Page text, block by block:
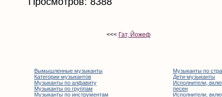
<<< Гат, Йожеф
Вымышленные музыканты
Категории музыкантов
Музыканты по алфавиту
Музыканты по группам
Музыканты по инструментам
Музыканты по
Дети-музыканты
Исполнители,
песен
Исполнители,